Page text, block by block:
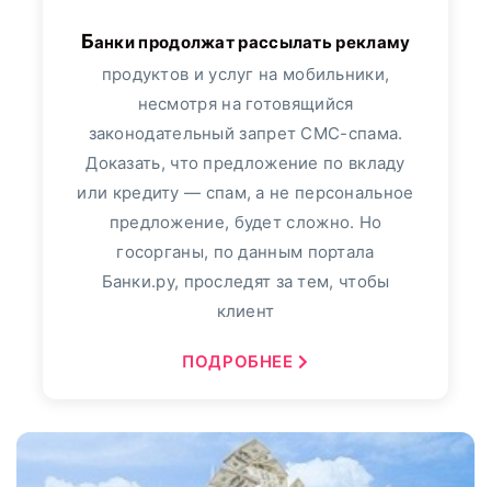
Банки продолжат рассылать рекламу
продуктов и услуг на мобильники,
несмотря на готовящийся
законодательный запрет СМС-спама.
Доказать, что предложение по вкладу
или кредиту — спам, а не персональное
предложение, будет сложно. Но
госорганы, по данным портала
Банки.ру, проследят за тем, чтобы
клиент
ПОДРОБНЕЕ